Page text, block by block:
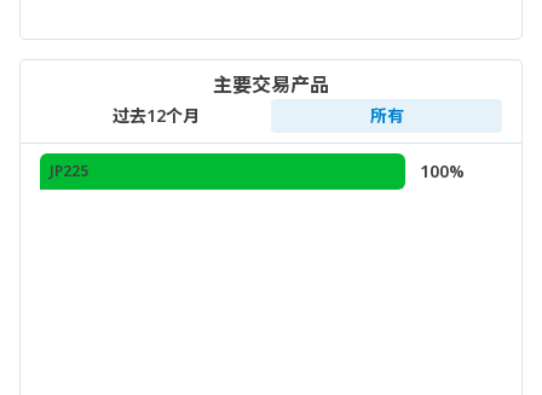
主要交易产品
过去12个月 所有
JP225 100%